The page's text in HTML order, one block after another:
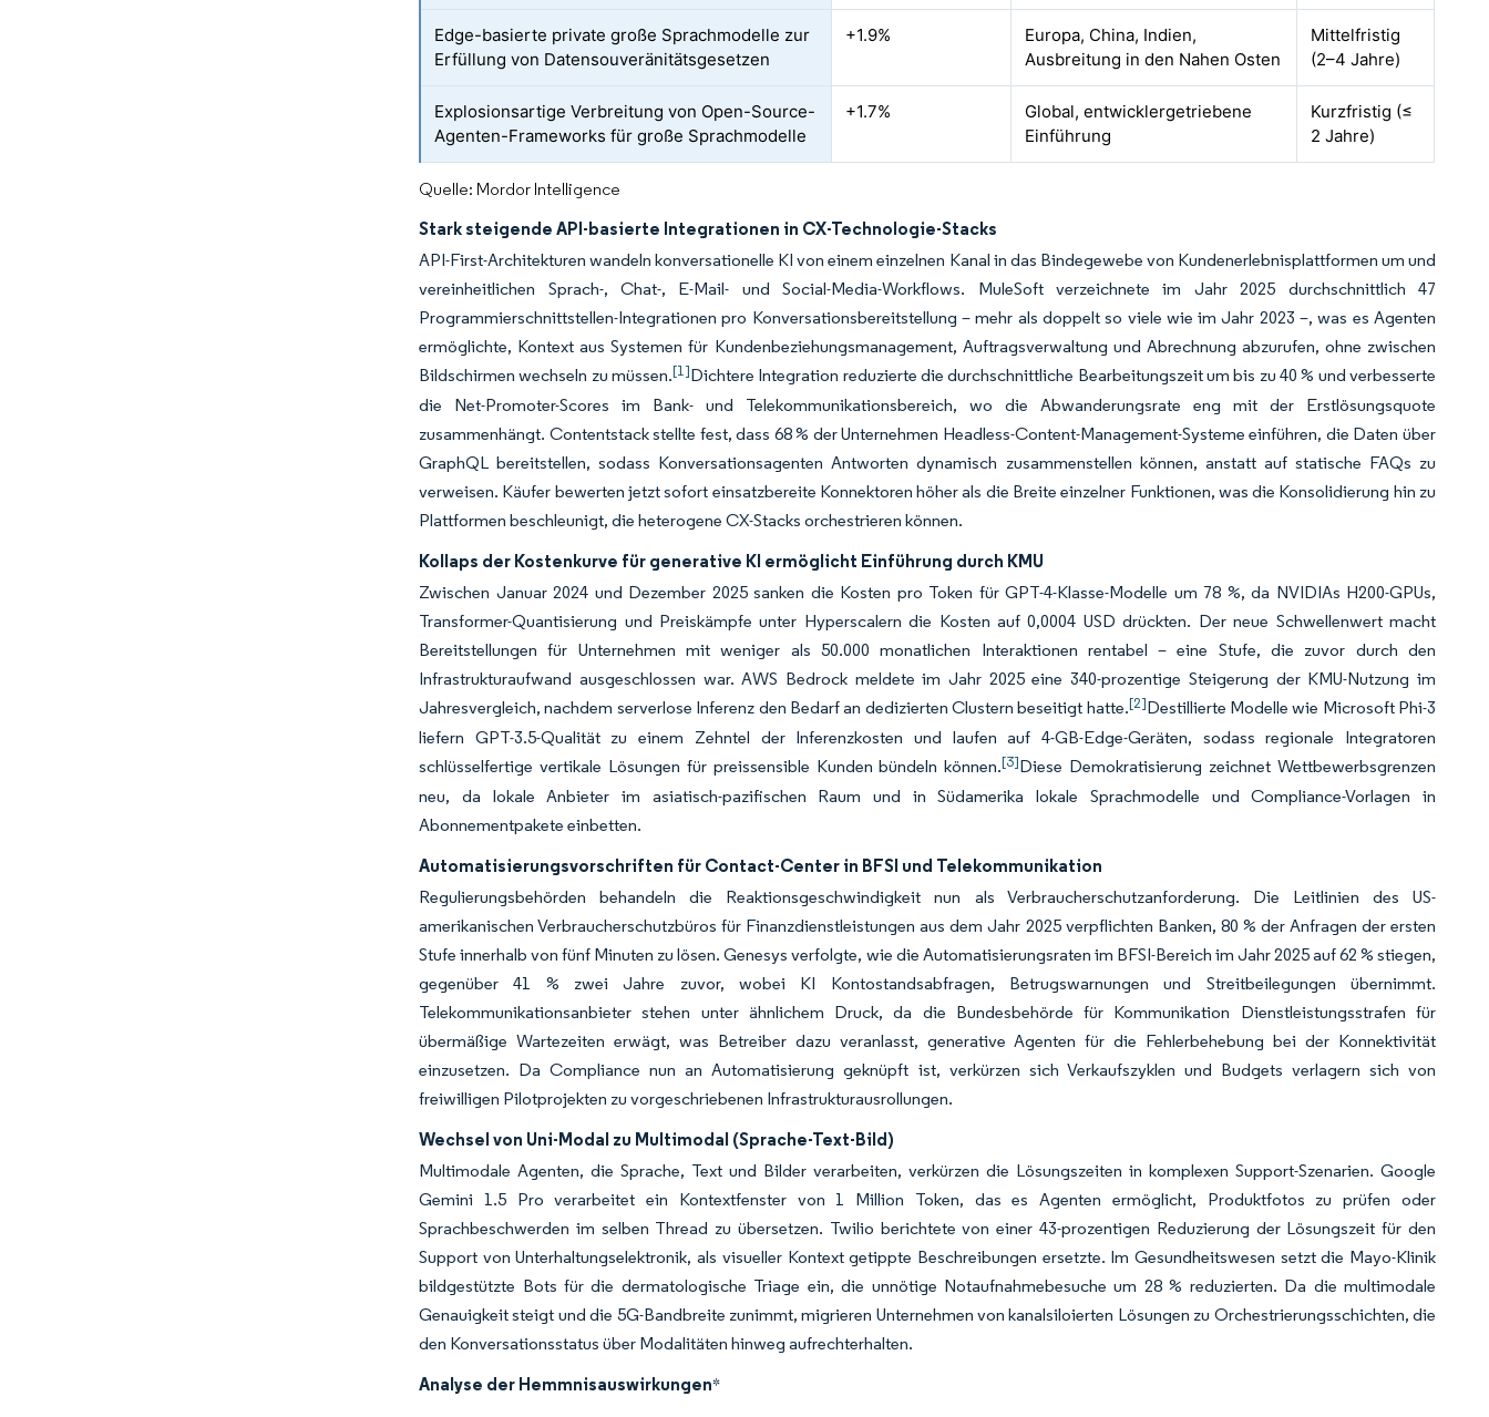
Edge-basierte private große Sprachmodelle zur
Erfüllung von Datensouveränitätsgesetzen
+1.9%
Europa, China, Indien,
Ausbreitung in den Nahen Osten
Mittelfristig
(2–4 Jahre)
Explosionsartige Verbreitung von Open-Source-
Agenten-Frameworks für große Sprachmodelle
+1.7%
Global, entwicklergetriebene
Einführung
Kurzfristig (≤
2 Jahre)
Quelle: Mordor Intelligence
Stark steigende API-basierte Integrationen in CX-Technologie-Stacks
API-First-Architekturen wandeln konversationelle KI von einem einzelnen Kanal in das Bindegewebe von Kundenerlebnisplattformen um und
vereinheitlichen Sprach-, Chat-, E-Mail- und Social-Media-Workflows. MuleSoft verzeichnete im Jahr 2025 durchschnittlich 47
Programmierschnittstellen-Integrationen pro Konversationsbereitstellung – mehr als doppelt so viele wie im Jahr 2023 –, was es Agenten
ermöglichte, Kontext aus Systemen für Kundenbeziehungsmanagement, Auftragsverwaltung und Abrechnung abzurufen, ohne zwischen
Bildschirmen wechseln zu müssen.[1]Dichtere Integration reduzierte die durchschnittliche Bearbeitungszeit um bis zu 40 % und verbesserte
die Net-Promoter-Scores im Bank- und Telekommunikationsbereich, wo die Abwanderungsrate eng mit der Erstlösungsquote
zusammenhängt. Contentstack stellte fest, dass 68 % der Unternehmen Headless-Content-Management-Systeme einführen, die Daten über
GraphQL bereitstellen, sodass Konversationsagenten Antworten dynamisch zusammenstellen können, anstatt auf statische FAQs zu
verweisen. Käufer bewerten jetzt sofort einsatzbereite Konnektoren höher als die Breite einzelner Funktionen, was die Konsolidierung hin zu
Plattformen beschleunigt, die heterogene CX-Stacks orchestrieren können.
Kollaps der Kostenkurve für generative KI ermöglicht Einführung durch KMU
Zwischen Januar 2024 und Dezember 2025 sanken die Kosten pro Token für GPT-4-Klasse-Modelle um 78 %, da NVIDIAs H200-GPUs,
Transformer-Quantisierung und Preiskämpfe unter Hyperscalern die Kosten auf 0,0004 USD drückten. Der neue Schwellenwert macht
Bereitstellungen für Unternehmen mit weniger als 50.000 monatlichen Interaktionen rentabel – eine Stufe, die zuvor durch den
Infrastrukturaufwand ausgeschlossen war. AWS Bedrock meldete im Jahr 2025 eine 340-prozentige Steigerung der KMU-Nutzung im
Jahresvergleich, nachdem serverlose Inferenz den Bedarf an dedizierten Clustern beseitigt hatte.[2]Destillierte Modelle wie Microsoft Phi-3
liefern GPT-3.5-Qualität zu einem Zehntel der Inferenzkosten und laufen auf 4-GB-Edge-Geräten, sodass regionale Integratoren
schlüsselfertige vertikale Lösungen für preissensible Kunden bündeln können.[3]Diese Demokratisierung zeichnet Wettbewerbsgrenzen
neu, da lokale Anbieter im asiatisch-pazifischen Raum und in Südamerika lokale Sprachmodelle und Compliance-Vorlagen in
Abonnementpakete einbetten.
Automatisierungsvorschriften für Contact-Center in BFSI und Telekommunikation
Regulierungsbehörden behandeln die Reaktionsgeschwindigkeit nun als Verbraucherschutzanforderung. Die Leitlinien des US-
amerikanischen Verbraucherschutzbüros für Finanzdienstleistungen aus dem Jahr 2025 verpflichten Banken, 80 % der Anfragen der ersten
Stufe innerhalb von fünf Minuten zu lösen. Genesys verfolgte, wie die Automatisierungsraten im BFSI-Bereich im Jahr 2025 auf 62 % stiegen,
gegenüber 41 % zwei Jahre zuvor, wobei KI Kontostandsabfragen, Betrugswarnungen und Streitbeilegungen übernimmt.
Telekommunikationsanbieter stehen unter ähnlichem Druck, da die Bundesbehörde für Kommunikation Dienstleistungsstrafen für
übermäßige Wartezeiten erwägt, was Betreiber dazu veranlasst, generative Agenten für die Fehlerbehebung bei der Konnektivität
einzusetzen. Da Compliance nun an Automatisierung geknüpft ist, verkürzen sich Verkaufszyklen und Budgets verlagern sich von
freiwilligen Pilotprojekten zu vorgeschriebenen Infrastrukturausrollungen.
Wechsel von Uni-Modal zu Multimodal (Sprache-Text-Bild)
Multimodale Agenten, die Sprache, Text und Bilder verarbeiten, verkürzen die Lösungszeiten in komplexen Support-Szenarien. Google
Gemini 1.5 Pro verarbeitet ein Kontextfenster von 1 Million Token, das es Agenten ermöglicht, Produktfotos zu prüfen oder
Sprachbeschwerden im selben Thread zu übersetzen. Twilio berichtete von einer 43-prozentigen Reduzierung der Lösungszeit für den
Support von Unterhaltungselektronik, als visueller Kontext getippte Beschreibungen ersetzte. Im Gesundheitswesen setzt die Mayo-Klinik
bildgestützte Bots für die dermatologische Triage ein, die unnötige Notaufnahmebesuche um 28 % reduzierten. Da die multimodale
Genauigkeit steigt und die 5G-Bandbreite zunimmt, migrieren Unternehmen von kanalsiloierten Lösungen zu Orchestrierungsschichten, die
den Konversationsstatus über Modalitäten hinweg aufrechterhalten.
Analyse der Hemmnisauswirkungen*